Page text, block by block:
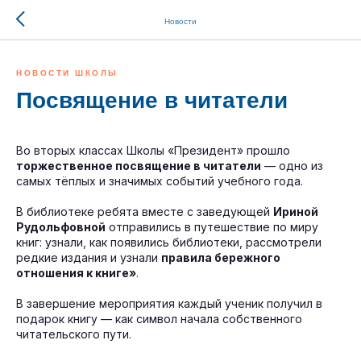
Новости
НОВОСТИ ШКОЛЫ
Посвящение в читатели
Во вторых классах Школы «Президент» прошло
торжественное посвящение в читатели — одно из
самых тёплых и значимых событий учебного года.
В библиотеке ребята вместе с заведующей Ириной
Рудольфовной отправились в путешествие по миру
книг: узнали, как появились библиотеки, рассмотрели
редкие издания и узнали правила бережного
отношения к книге».
В завершение мероприятия каждый ученик получил в
подарок книгу — как символ начала собственного
читательского пути.